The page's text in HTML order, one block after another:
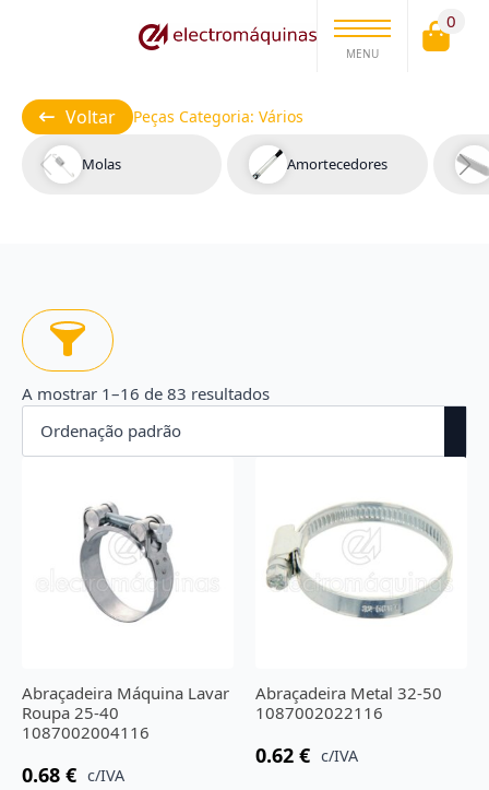
MENU
0
Voltar Peças Categoria:Vários
Molas Amortecedores
A mostrar 1–16 de 83 resultados
Abraçadeira Máquina Lavar
Roupa 25-40
1087002004116
0.68 € c/IVA
Abraçadeira Metal 32-50
1087002022116
0.62 € c/IVA